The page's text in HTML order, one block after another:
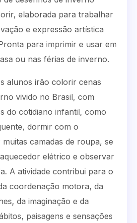
elaborada para trabalhar
e expressão artística
para imprimir e usar em
ou nas férias de inverno.
alunos irão colorir cenas
vivido no Brasil, com
do cotidiano infantil, como
dormir com o
camadas de roupa, se
elétrico e observar
A atividade contribui para o
coordenação motora, da
da imaginação e da
paisagens e sensações